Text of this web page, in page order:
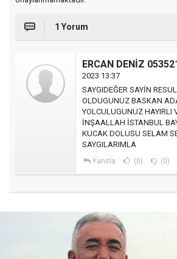
1 Yorum
ERCAN DENİZ
2023 13:37
SAYGIDEĞER SAYİN
OLDUGUNUZ BASKAN
YOLCULUGUNUZ HAYIRLI
İNŞAALLAH İSTANBUL
KUCAK DOLUSU SELAM
SAYGILARIMLA
Yanıtla (0) (0)